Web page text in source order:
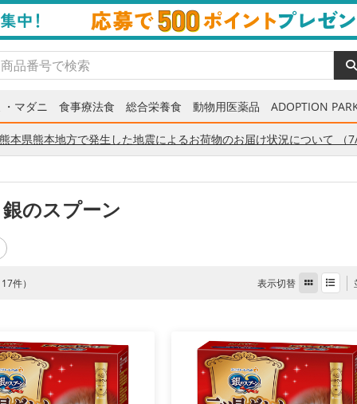
・マダニ 食事療法食 総合栄養食 動物用医薬品 ADOPTION
本県熊本地方で発生した地震によるお荷物のお届け状況について （
のスプーン
件） 表示切替